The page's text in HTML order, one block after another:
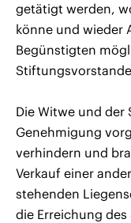
getätigt werden,
könne und wieder
Begünstigten
Die Witwe und
Genehmigung
verhindern und
Verkauf einer
stehenden
die Erreichung